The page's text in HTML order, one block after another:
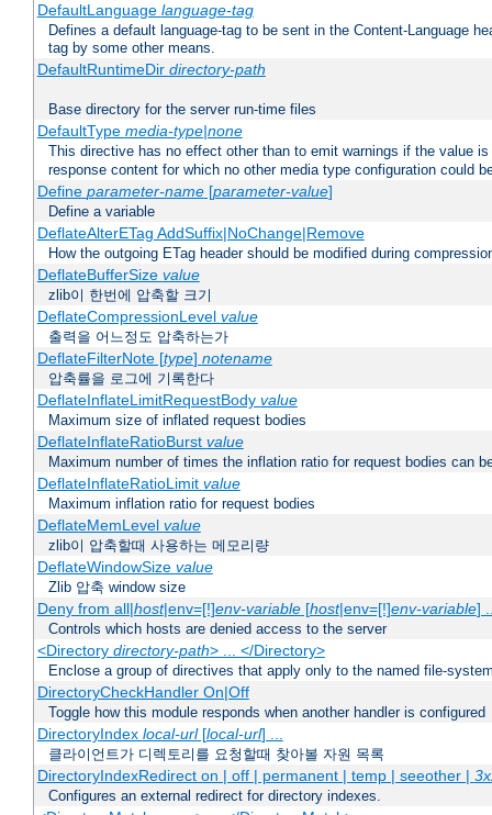
DefaultLanguage language-tag
Defines a default language-tag to be sent in the Content-Language
tag by some other means.
DefaultRuntimeDir directory-path
Base directory for the server run-time files
DefaultType media-type|none
This directive has no effect other than to emit warnings if the value
response content for which no other media type configuration could
Define parameter-name[parameter-value]
Define a variable
DeflateAlterETag AddSuffix|NoChange|Remove
How the outgoing ETag header should be modified during
DeflateBufferSize value
zlib이 한번에 압축할 크기
DeflateCompressionLevel value
출력을 어느정도 압축하는가
DeflateFilterNote [type] notename
압축률을 로그에 기록한다
DeflateInflateLimitRequestBody value
Maximum size of inflated request bodies
DeflateInflateRatioBurst value
Maximum number of times the inflation ratio for request bodies can
DeflateInflateRatioLimit value
Maximum inflation ratio for request bodies
DeflateMemLevel value
zlib이 압축할때 사용하는 메모리량
DeflateWindowSize value
Zlib 압축 window size
Deny from all|host|env=[!]env-variable[host|env=[!]env-variable]
Controls which hosts are denied access to the server
<Directory directory-path> ... </Directory>
Enclose a group of directives that apply only to the named file-
DirectoryCheckHandler On|Off
Toggle how this module responds when another handler is configured
DirectoryIndex local-url[local-url] ...
클라이언트가 디렉토리를 요청할때 찾아볼 자원 목록
DirectoryIndexRedirect on | off | permanent | temp | seeother |
Configures an external redirect for directory indexes.